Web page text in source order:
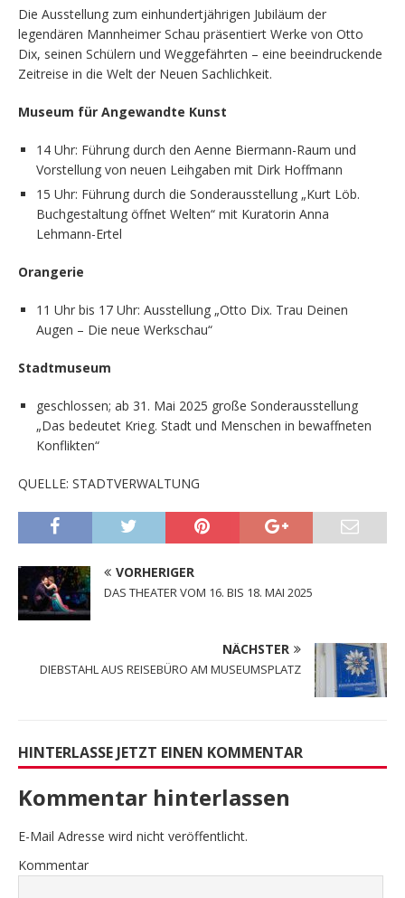
Die Ausstellung zum einhundertjährigen Jubiläum der
legendären Mannheimer Schau präsentiert Werke von Otto
Dix, seinen Schülern und Weggefährten – eine beeindruckende
Zeitreise in die Welt der Neuen Sachlichkeit.
Museum für Angewandte Kunst
14 Uhr: Führung durch den Aenne Biermann-Raum und
Vorstellung von neuen Leihgaben mit Dirk Hoffmann
15 Uhr: Führung durch die Sonderausstellung „Kurt Löb.
Buchgestaltung öffnet Welten“ mit Kuratorin Anna
Lehmann-Ertel
Orangerie
11 Uhr bis 17 Uhr: Ausstellung „Otto Dix. Trau Deinen
Augen – Die neue Werkschau“
Stadtmuseum
geschlossen; ab 31. Mai 2025 große Sonderausstellung
„Das bedeutet Krieg. Stadt und Menschen in bewaffneten
Konflikten“
QUELLE: STADTVERWALTUNG
VORHERIGER
DAS THEATER VOM 16. BIS 18. MAI 2025
NÄCHSTER
DIEBSTAHL AUS REISEBÜRO AM MUSEUMSPLATZ
HINTERLASSE JETZT EINEN KOMMENTAR
Kommentar hinterlassen
E-Mail Adresse wird nicht veröffentlicht.
Kommentar